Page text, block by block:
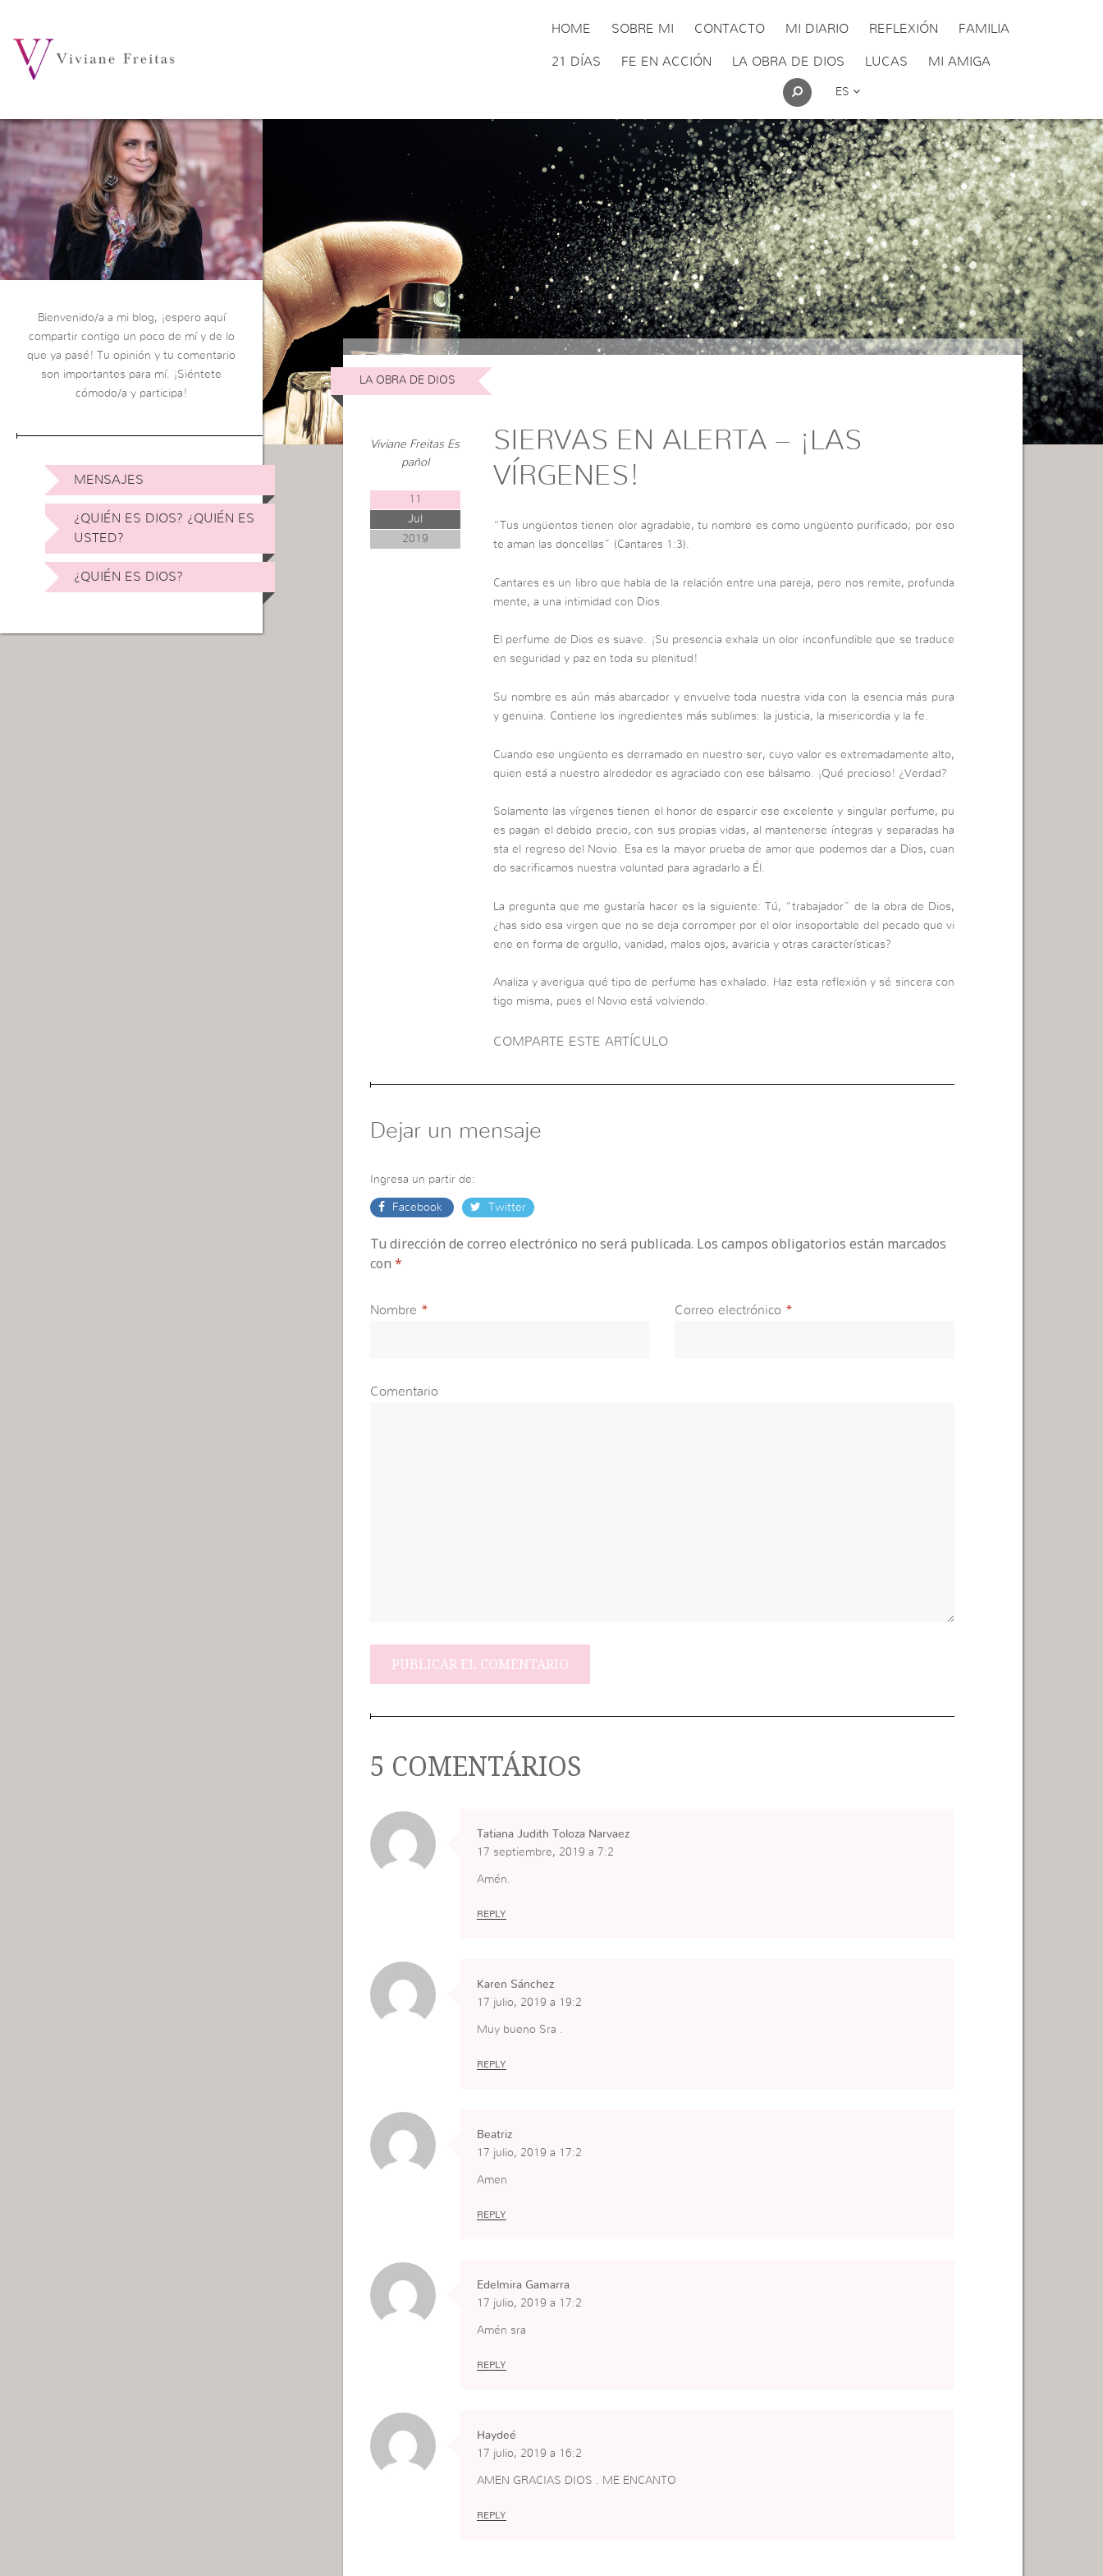
HOME SOBRE MI CONTACTO MI DIARIO REFLEXIÓN FAMILIA
21 DÍAS FE EN ACCIÓN LA OBRA DE DIOS LUCAS MI AMIGA
ES
Bienvenido/a a mi blog, ¡espero aquí
compartir contigo un poco de mí y de lo
que ya pasé! Tu opinión y tu comentario
son importantes para mí. ¡Siéntete
cómodo/a y participa!
MENSAJES
¿QUIÉN ES DIOS? ¿QUIÉN ES
USTED?
¿QUIÉN ES DIOS?
LA OBRA DE DIOS
Viviane Freitas Es
pañol
11
Jul
2019
SIERVAS EN ALERTA – ¡LAS
VÍRGENES!
“Tus ungüentos tienen olor agradable, tu nombre es como ungüento purificado; por eso
te aman las doncellas” (Cantares 1:3).
Cantares es un libro que habla de la relación entre una pareja, pero nos remite, profunda
mente, a una intimidad con Dios.
El perfume de Dios es suave. ¡Su presencia exhala un olor inconfundible que se traduce
en seguridad y paz en toda su plenitud!
Su nombre es aún más abarcador y envuelve toda nuestra vida con la esencia más pura
y genuina. Contiene los ingredientes más sublimes: la justicia, la misericordia y la fe.
Cuando ese ungüento es derramado en nuestro ser, cuyo valor es extremadamente alto,
quien está a nuestro alrededor es agraciado con ese bálsamo. ¡Qué precioso! ¿Verdad?
Solamente las vírgenes tienen el honor de esparcir ese excelente y singular perfume, pu
es pagan el debido precio, con sus propias vidas, al mantenerse íntegras y separadas ha
sta el regreso del Novio. Esa es la mayor prueba de amor que podemos dar a Dios, cuan
do sacrificamos nuestra voluntad para agradarlo a Él.
La pregunta que me gustaría hacer es la siguiente: Tú, “trabajador” de la obra de Dios,
¿has sido esa virgen que no se deja corromper por el olor insoportable del pecado que vi
ene en forma de orgullo, vanidad, malos ojos, avaricia y otras características?
Analiza y averigua qué tipo de perfume has exhalado. Haz esta reflexión y sé sincera con
tigo misma, pues el Novio está volviendo.
COMPARTE ESTE ARTÍCULO
Dejar un mensaje
Ingresa un partir de:
Facebook Twitter
Tu dirección de correo electrónico no será publicada. Los campos obligatorios están marcados
con *
Nombre * Correo electrónico *
Comentario
5 COMENTÁRIOS
Tatiana Judith Toloza Narvaez
17 septiembre, 2019 a 7:2
Amén.
REPLY
Karen Sánchez
17 julio, 2019 a 19:2
Muy bueno Sra .
REPLY
Beatriz
17 julio, 2019 a 17:2
Amen
REPLY
Edelmira Gamarra
17 julio, 2019 a 17:2
Amén sra
REPLY
Haydeé
17 julio, 2019 a 16:2
AMEN GRACIAS DIOS . ME ENCANTO
REPLY